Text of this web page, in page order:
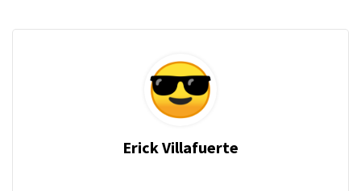
Erick Villafuerte